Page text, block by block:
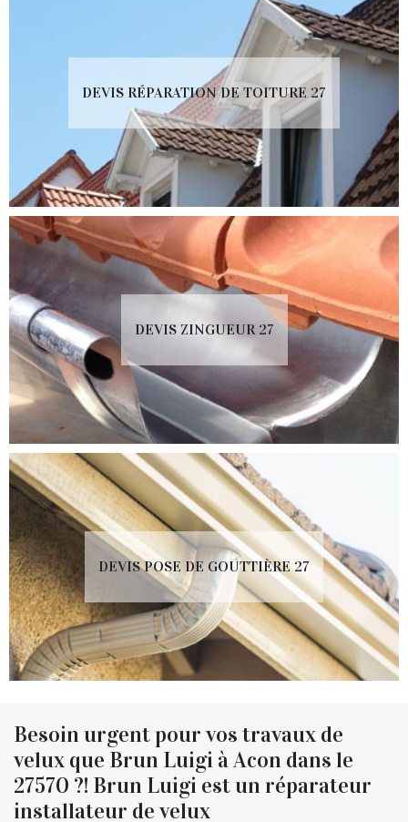
DEVIS RÉPARATION DE TOITURE 27
DEVIS ZINGUEUR 27
DEVIS POSE DE GOUTTIÈRE 27
Besoin urgent pour vos travaux de
velux que Brun Luigi à Acon dans le
27570 ?! Brun Luigi est un réparateur
installateur de velux